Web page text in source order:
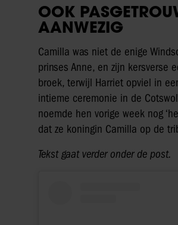
OOK
AANWEZIG
Camilla was niet de enige
prinses Anne, en zijn kersverse
broek, terwijl Harriet opviel in
intieme ceremonie in de
noemde hen vorige week nog
dat ze koningin Camilla op de
Tekst gaat verder onder de post.